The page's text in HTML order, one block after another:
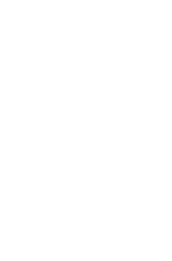
次
全
ク
ス